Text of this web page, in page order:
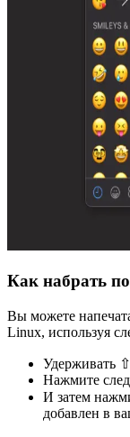
Как набрать
Вы можете
Linux, используя
Удерживать
Нажмите
И затем
добавлен в